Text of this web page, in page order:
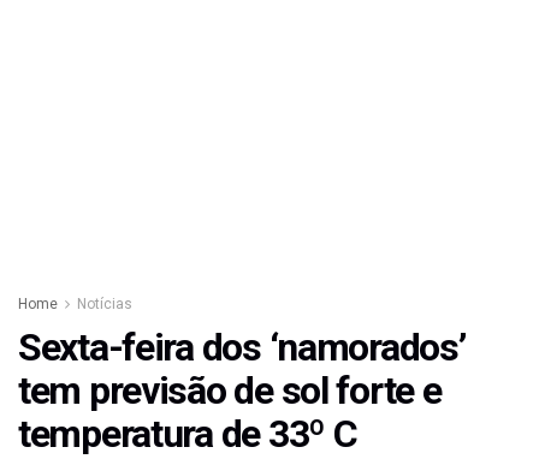
Home Notícias
Sexta-feira dos ‘namorados’
tem previsão de sol forte e
temperatura de 33º C